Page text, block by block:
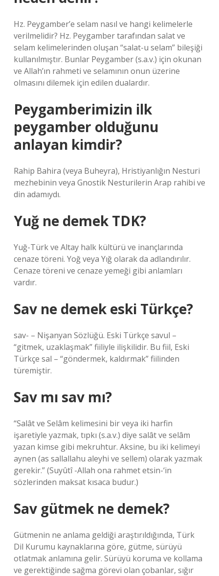
Hz. Peygamber’e selam nasıl ve hangi kelimelerle
verilmelidir? Hz. Peygamber tarafından salat ve
selam kelimelerinden oluşan “salat-u selam” bileşiği
kullanılmıştır. Bunlar Peygamber (s.a.v.) için okunan
ve Allah’ın rahmeti ve selamının onun üzerine
olmasını dilemek için edilen dualardır.
Peygamberimizin ilk
peygamber olduğunu
anlayan kimdir?
Rahip Bahira (veya Buheyra), Hristiyanlığın Nesturi
mezhebinin veya Gnostik Nesturilerin Arap rahibi ve
din adamıydı.
Yuğ ne demek TDK?
Yuğ-Türk ve Altay halk kültürü ve inançlarında
cenaze töreni. Yoğ veya Yığ olarak da adlandırılır.
Cenaze töreni ve cenaze yemeği gibi anlamları
vardır.
Sav ne demek eski Türkçe?
sav- – Nişanyan Sözlüğü. Eski Türkçe savul –
“gitmek, uzaklaşmak” fiiliyle ilişkilidir. Bu fiil, Eski
Türkçe sal – “göndermek, kaldırmak” fiilinden
türemiştir.
Sav mı sav mı?
“Salât ve Selâm kelimesini bir veya iki harfin
işaretiyle yazmak, tıpkı (s.a.v.) diye salât ve selâm
yazan kimse gibi mekruhtur. Aksine, bu iki kelimeyi
aynen (as sallallahu aleyhi ve sellem) olarak yazmak
gerekir.” (Suyûtî -Allah ona rahmet etsin-‘in
sözlerinden maksat kısaca budur.)
Sav gütmek ne demek?
Gütmenin ne anlama geldiği araştırıldığında, Türk
Dil Kurumu kaynaklarına göre, gütme, sürüyü
otlatmak anlamına gelir. Sürüyü koruma ve kollama
ve gerektiğinde sağma görevi olan çobanlar, sığır